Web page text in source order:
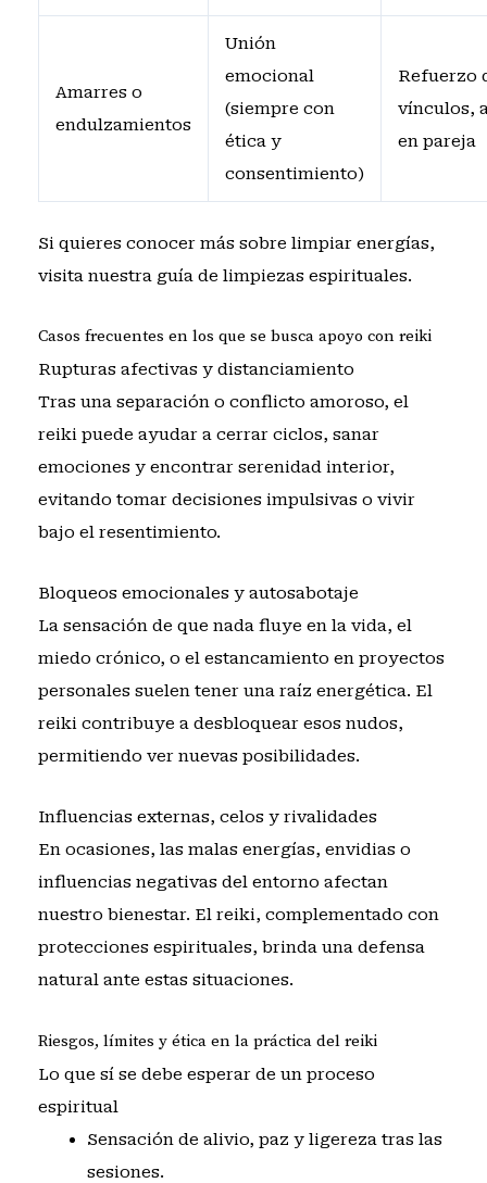
Amarres o
endulzamientos
Unión
emocional
(siempre con
ética y
consentimiento)
Refuerzo
vínculos,
en pareja
Si quieres conocer más sobre limpiar energías,
visita nuestra guía de limpiezas espirituales.
Casos frecuentes en los que se busca apoyo con reiki
Rupturas afectivas y distanciamiento
Tras una separación o conflicto amoroso, el
reiki puede ayudar a cerrar ciclos, sanar
emociones y encontrar serenidad interior,
evitando tomar decisiones impulsivas o vivir
bajo el resentimiento.
Bloqueos emocionales y autosabotaje
La sensación de que nada fluye en la vida, el
miedo crónico, o el estancamiento en proyectos
personales suelen tener una raíz energética. El
reiki contribuye a desbloquear esos nudos,
permitiendo ver nuevas posibilidades.
Influencias externas, celos y rivalidades
En ocasiones, las malas energías, envidias o
influencias negativas del entorno afectan
nuestro bienestar. El reiki, complementado con
protecciones espirituales, brinda una defensa
natural ante estas situaciones.
Riesgos, límites y ética en la práctica del reiki
Lo que sí se debe esperar de un proceso
espiritual
Sensación de alivio, paz y ligereza tras las
sesiones.